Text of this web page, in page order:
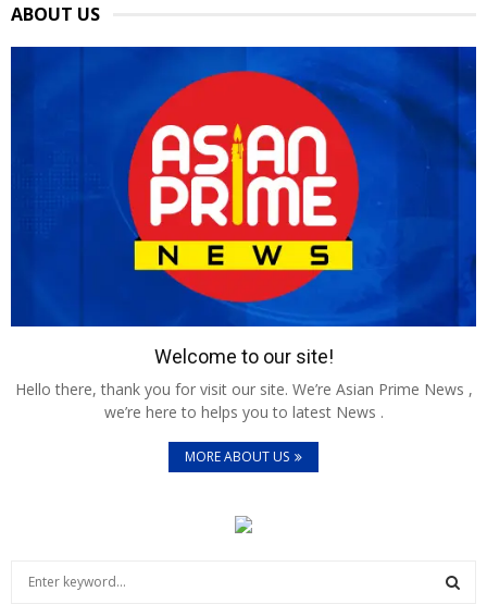
ABOUT US
Welcome to our site!
Hello there, thank you for visit our site. We’re Asian Prime News ,
we’re here to helps you to latest News .
MORE ABOUT US